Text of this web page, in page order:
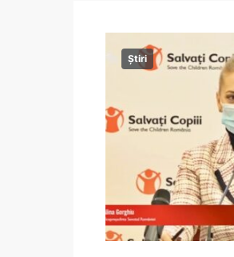
Știri